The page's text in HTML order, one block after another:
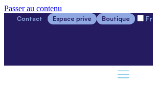
Passer au contenu
Contact Espace privé Boutique